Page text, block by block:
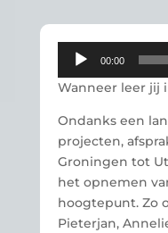
Audio
00:00
Wanneer leer jij
Ondanks een
projecten,
Groningen tot
het opnemen
hoogtepunt. Zo
Pieterjan,